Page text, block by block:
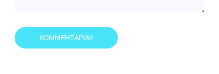
КОММЕНТАРИИ